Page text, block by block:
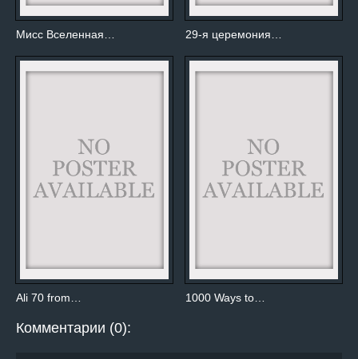
Мисс Вселенная… 29-я церемония…
Ali 70 from… 1000 Ways to…
Комментарии (0):